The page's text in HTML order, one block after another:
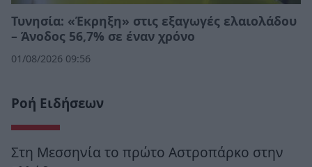
Τυνησία: «Έκρηξη» στις εξαγωγές ελαιολάδου
– Άνοδος 56,7% σε έναν χρόνο
01/08/2026 09:56
Ροή Ειδήσεων
Στη Μεσσηνία το πρώτο Αστροπάρκο στην